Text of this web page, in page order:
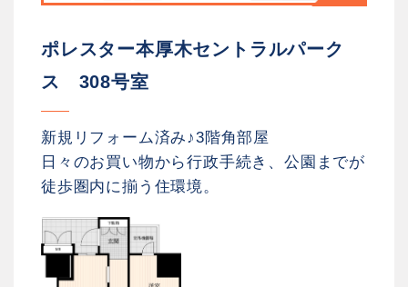
ポレスター本厚木セントラルパーク
ス 308号室
新規リフォーム済み♪3階角部屋
日々のお買い物から行政手続き、公園までが
徒歩圏内に揃う住環境。